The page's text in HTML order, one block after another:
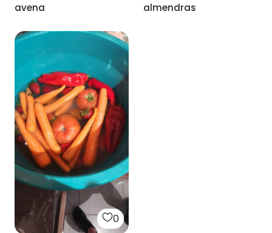
avena
almendras
0